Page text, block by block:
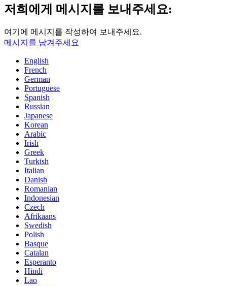
저희에게 메시지를 보내주세요:
여기에 메시지를 작성하여 보내주세요.
메시지를 남겨주세요
English
French
German
Portuguese
Spanish
Russian
Japanese
Korean
Arabic
Irish
Greek
Turkish
Italian
Danish
Romanian
Indonesian
Czech
Afrikaans
Swedish
Polish
Basque
Catalan
Esperanto
Hindi
Lao